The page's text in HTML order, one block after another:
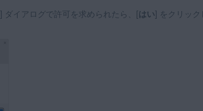
] ダイアログで許可を求められたら、[はい] をクリック